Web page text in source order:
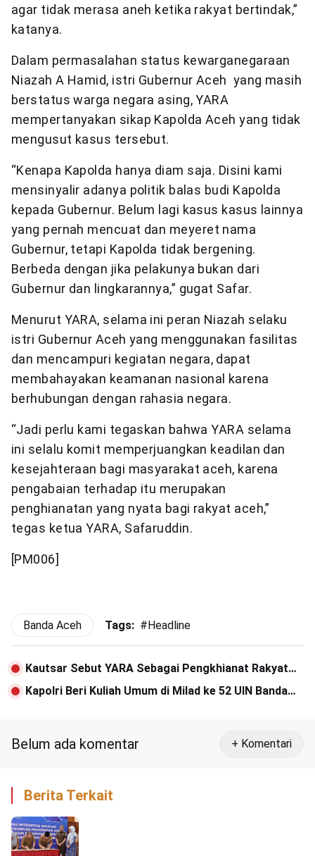
agar tidak merasa aneh ketika rakyat bertindak,”
katanya.
Dalam permasalahan status kewarganegaraan
Niazah A Hamid, istri Gubernur Aceh yang masih
berstatus warga negara asing, YARA
mempertanyakan sikap Kapolda Aceh yang tidak
mengusut kasus tersebut.
“Kenapa Kapolda hanya diam saja. Disini kami
mensinyalir adanya politik balas budi Kapolda
kepada Gubernur. Belum lagi kasus kasus lainnya
yang pernah mencuat dan meyeret nama
Gubernur, tetapi Kapolda tidak bergening.
Berbeda dengan jika pelakunya bukan dari
Gubernur dan lingkarannya,” gugat Safar.
Menurut YARA, selama ini peran Niazah selaku
istri Gubernur Aceh yang menggunakan fasilitas
dan mencampuri kegiatan negara, dapat
membahayakan keamanan nasional karena
berhubungan dengan rahasia negara.
“Jadi perlu kami tegaskan bahwa YARA selama
ini selalu komit memperjuangkan keadilan dan
kesejahteraan bagi masyarakat aceh, karena
pengabaian terhadap itu merupakan
penghianatan yang nyata bagi rakyat aceh,”
tegas ketua YARA, Safaruddin.
[PM006]
Banda Aceh Tags: #Headline
Kautsar Sebut YARA Sebagai Pengkhianat Rakyat
Aceh
Kapolri Beri Kuliah Umum di Milad ke 52 UIN Banda
Belum ada komentar + Komentari
Berita Terkait